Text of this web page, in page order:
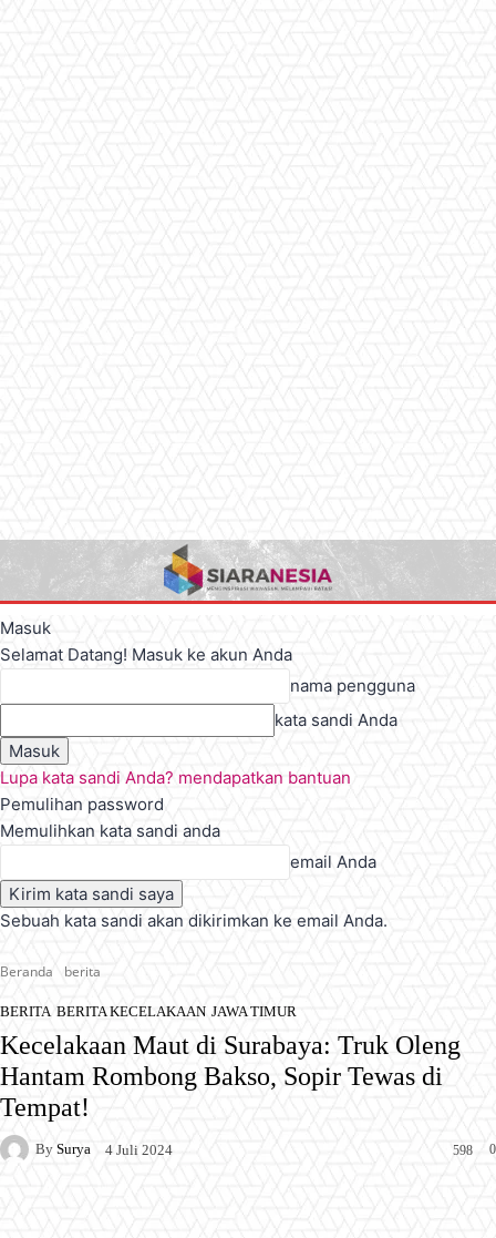
Masuk
Selamat Datang! Masuk ke akun Anda
nama pengguna
kata sandi Anda
Lupa kata sandi Anda? mendapatkan bantuan
Pemulihan password
Memulihkan kata sandi anda
email Anda
Sebuah kata sandi akan dikirimkan ke email Anda.
Beranda berita
BERITA BERITA KECELAKAAN JAWA TIMUR
Kecelakaan Maut di Surabaya: Truk Oleng
Hantam Rombong Bakso, Sopir Tewas di
Tempat!
By Surya 4 Juli 2024 0
598